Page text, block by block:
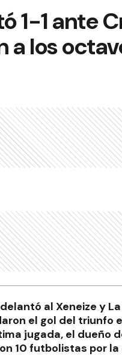
1-1 ante
a los
al Xeneize y
el gol del triunfo
jugada, el dueño
10 futbolistas por la